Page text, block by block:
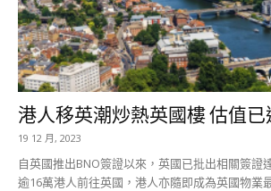
港人移英潮炒熱英國樓 估值
19 12 月, 2023
自英國推出BNO簽證以來，英國已批出相關簽證
逾16萬港人前往英國，港人亦隨即成為英國物業